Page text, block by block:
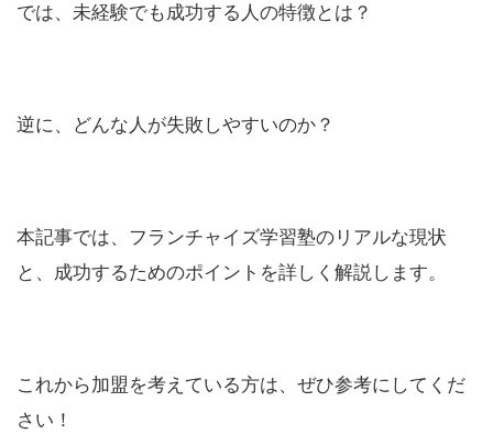
では、未経験でも成功する人の特徴とは？
逆に、どんな人が失敗しやすいのか？
本記事では、フランチャイズ学習塾のリアルな現状
と、成功するためのポイントを詳しく解説します。
これから加盟を考えている方は、ぜひ参考にしてくだ
さい！